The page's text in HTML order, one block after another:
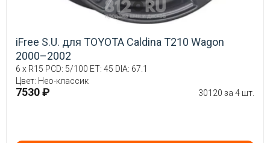
iFree S.U. для TOYOTA Caldina T210 Wagon
2000–2002
6 x R15 PCD: 5/100 ET: 45 DIA: 67.1
Цвет: Нео-классик
7530 ₽ 30120 за 4 шт.